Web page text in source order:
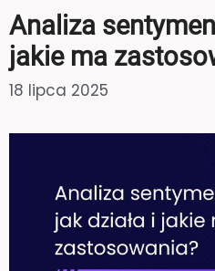
Analiza
jakie ma
18 lipca 2025